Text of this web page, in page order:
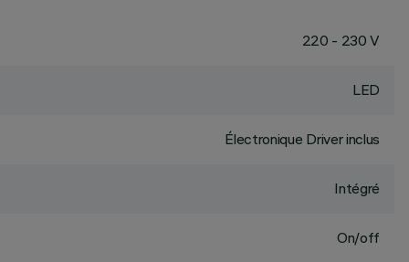
220 - 230 V
LED
Électronique Driver inclus
Intégré
On/off